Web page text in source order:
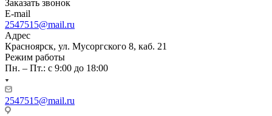
Заказать звонок
E-mail
2547515@mail.ru
Адрес
Красноярск, ул. Мусоргского 8, каб. 21
Режим работы
Пн. – Пт.: с 9:00 до 18:00
2547515@mail.ru